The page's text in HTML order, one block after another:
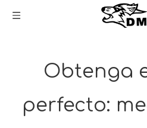
Obtenga
perfecto: